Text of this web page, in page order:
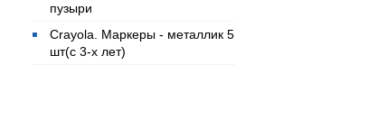
пузыри
Crayola. Маркеры - металлик 5
шт(с 3-х лет)